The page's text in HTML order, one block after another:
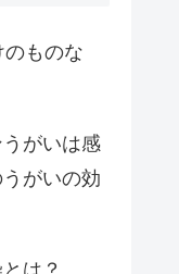
ものな
うがいは感
がいの効